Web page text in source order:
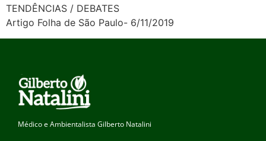
TENDÊNCIAS / DEBATES
Artigo Folha de São Paulo- 6/11/2019
Médico e Ambientalista Gilberto Natalini